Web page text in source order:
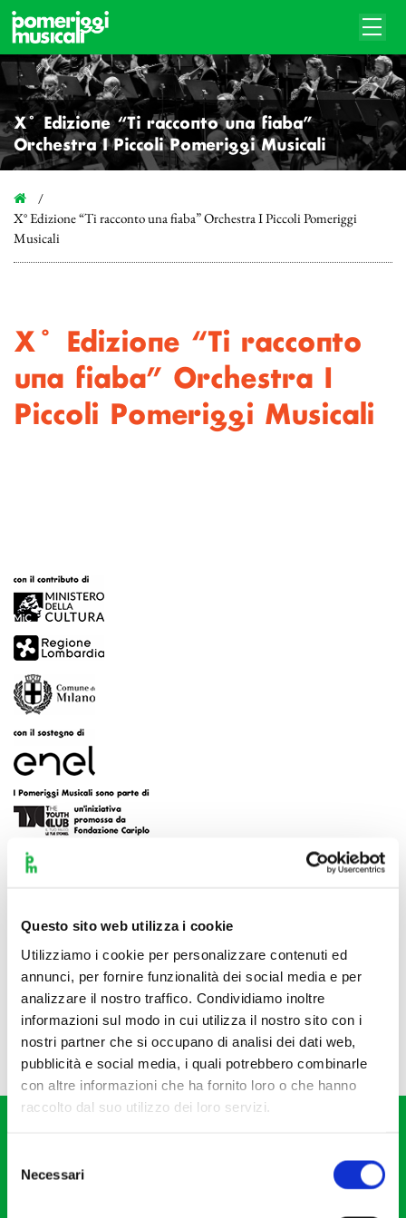
Questo sito web utilizza i cookie
Utilizziamo i cookie per personalizzare contenuti ed
annunci, per fornire funzionalità dei social media e per
analizzare il nostro traffico. Condividiamo inoltre
informazioni sul modo in cui utilizza il nostro sito con i
nostri partner che si occupano di analisi dei dati web,
pubblicità e social media, i quali potrebbero combinarle
con altre informazioni che ha fornito loro o che hanno
raccolto dal suo utilizzo dei loro servizi.
delNecessari
X° Edizione “Ti racconto una fiaba”
Orchestra I Piccoli Pomeriggi Musicali
X° Edizione “Ti racconto una fiaba” Orchestra I Piccoli Pomeriggi
Musicali
X° Edizione “Ti racconto
una fiaba” Orchestra I
Piccoli Pomeriggi Musicali